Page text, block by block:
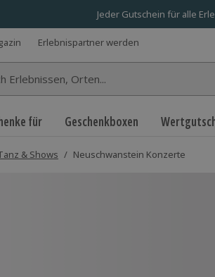
Jeder Gutschein für alle
Erlebnispartner werden
für Geschenkboxen
& Shows / Neuschwanstein Konzerte